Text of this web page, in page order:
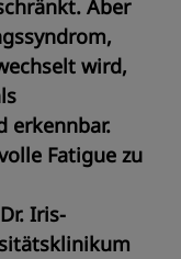
Aber
wird,
erkennbar.
Fatigue zu
Iris-